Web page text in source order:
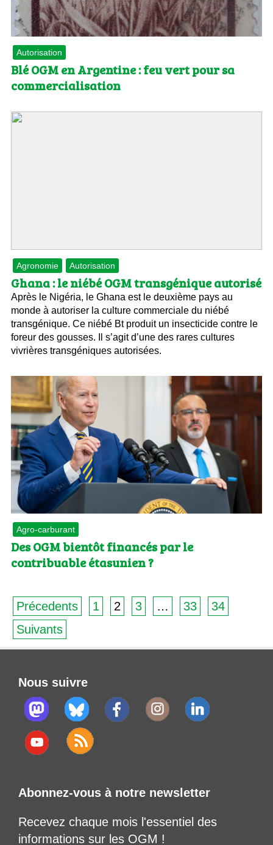
Autorisation
Blé OGM en Argentine : feu vert pour sa
commercialisation
Agronomie Autorisation
Ghana : le niébé OGM transgénique autorisé
Après le Nigéria, le Ghana est le deuxième pays au
monde à autoriser la culture commerciale du niébé
transgénique. Ce niébé Bt produit un insecticide contre le
foreur des gousses. Il s’agit d’une des rares cultures
vivrières transgéniques autorisées.
Agro-carburant
Des OGM bientôt financés par le
contribuable étasunien ?
Précedents 1 2 3 … 33
34
Suivants
Nous suivre
Abonnez-vous à notre newsletter
Recevez chaque mois l'essentiel des
informations sur les OGM !